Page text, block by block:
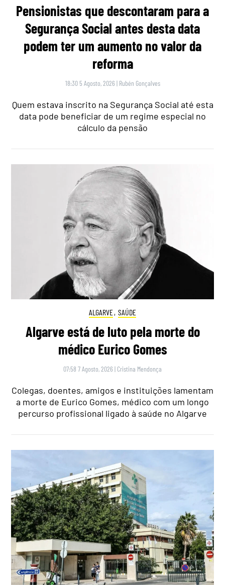
Pensionistas que descontaram para a
Segurança Social antes desta data
podem ter um aumento no valor da
reforma
18:30 5 Agosto, 2026 | Rubén Gonçalves
Quem estava inscrito na Segurança Social até esta
data pode beneficiar de um regime especial no
cálculo da pensão
ALGARVE, SAÚDE
Algarve está de luto pela morte do
médico Eurico Gomes
07:58 7 Agosto, 2026 | Cristina Mendonça
Colegas, doentes, amigos e instituições lamentam
a morte de Eurico Gomes, médico com um longo
percurso profissional ligado à saúde no Algarve